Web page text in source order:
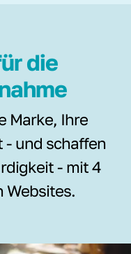
die
Marke, Ihre
- und schaffen
- mit 4
Websites.